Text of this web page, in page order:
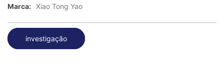
Marca: Xiao Tong Yao
investigação